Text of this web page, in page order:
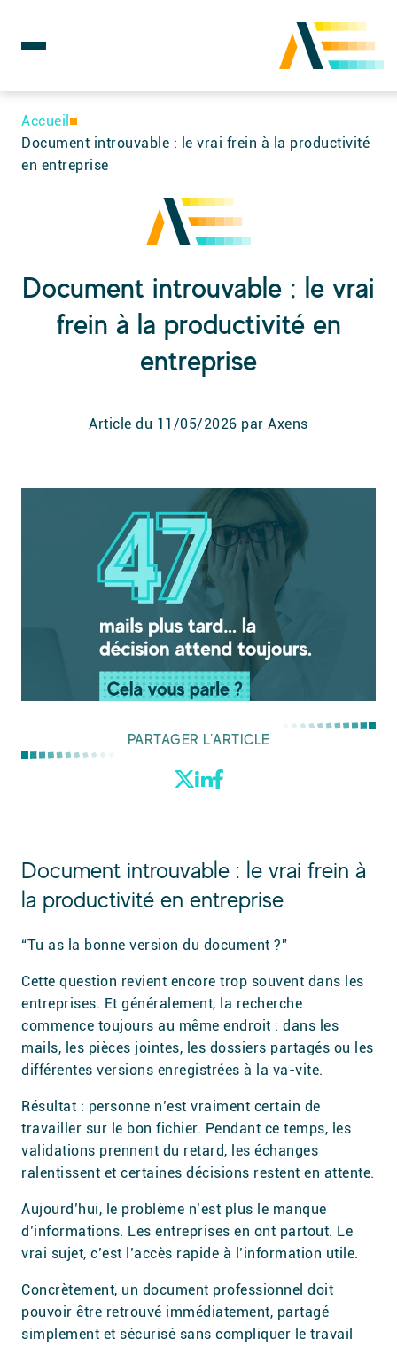
Skip
content
Rechercher :
Accueil
Document introuvable : le vrai frein à la productivité
en entreprise
Document introuvable : le vrai
frein à la productivité en
entreprise
Article du 11/05/2026 par Axens
PARTAGER L’ARTICLE
Document introuvable : le vrai frein à
la productivité en entreprise
“Tu as la bonne version du document ?”
Cette question revient encore trop souvent dans les
entreprises. Et généralement, la recherche
commence toujours au même endroit : dans les
mails, les pièces jointes, les dossiers partagés ou les
différentes versions enregistrées à la va-vite.
Résultat : personne n’est vraiment certain de
travailler sur le bon fichier. Pendant ce temps, les
validations prennent du retard, les échanges
ralentissent et certaines décisions restent en attente.
Aujourd’hui, le problème n’est plus le manque
d’informations. Les entreprises en ont partout. Le
vrai sujet, c’est l’accès rapide à l’information utile.
Concrètement, un document professionnel doit
pouvoir être retrouvé immédiatement, partagé
simplement et sécurisé sans compliquer le travail